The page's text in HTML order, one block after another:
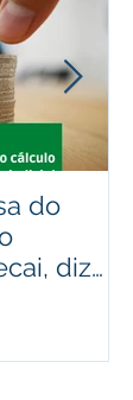
do
diz